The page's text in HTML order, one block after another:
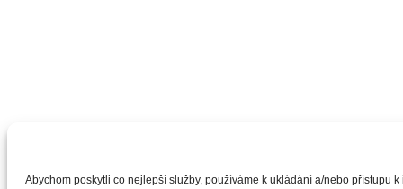
Abychom poskytli co nejlepší služby, používáme k ukládání a/nebo přístupu